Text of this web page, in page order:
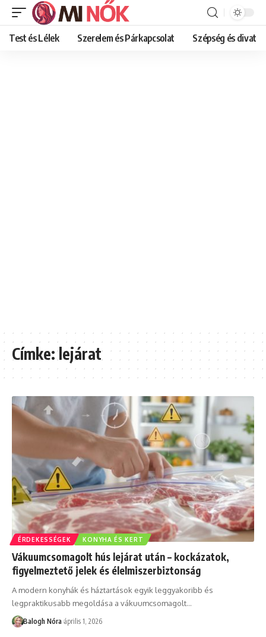
Test és Lélek Szerelem és Párkapcsolat Szépség és divat
Címke:lejárat
ÉRDEKESSÉGEK KONYHA ÉS KERT
Vákuumcsomagolt hús lejárat után – kockázatok,
figyelmeztető jelek és élelmiszerbiztonság
A modern konyhák és háztartások egyik leggyakoribb és
legpraktikusabb megoldása a vákuumcsomagolt…
Balogh Nóra április 1, 2026